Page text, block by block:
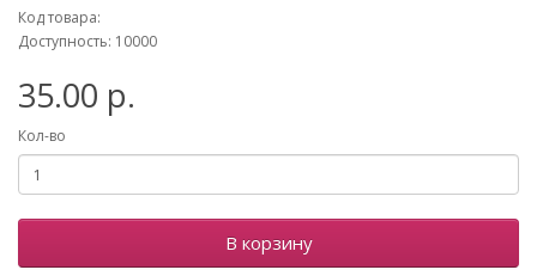
Код товара:
Доступность: 10000
35.00 р.
Кол-во
В корзину